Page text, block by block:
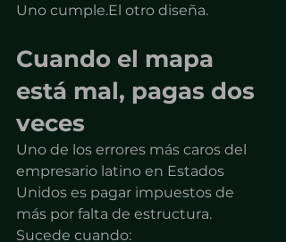
Uno cumple.El otro diseña.
Cuando el mapa
está mal, pagas dos
veces
Uno de los errores más caros del
empresario latino en Estados
Unidos es pagar impuestos de
más por falta de estructura.
Sucede cuando: